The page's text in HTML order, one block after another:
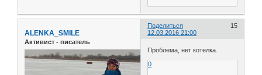
Поделиться
15
12.03.2016 21:00
ALENKA_SMILE
Активист - писатель
Проблема, нет котелка.
0